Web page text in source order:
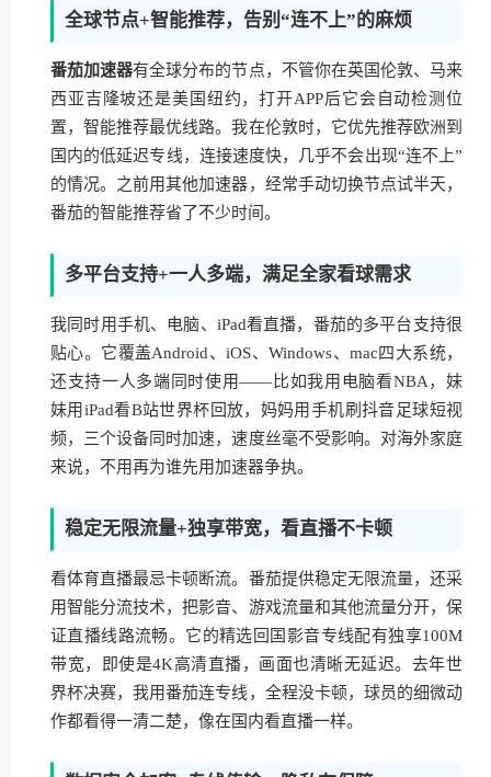
全球节点+智能推荐，告别“连不上”的麻烦
番茄加速器有全球分布的节点，不管你在英国伦敦、马来
西亚吉隆坡还是美国纽约，打开APP后它会自动检测位
置，智能推荐最优线路。我在伦敦时，它优先推荐欧洲到
国内的低延迟专线，连接速度快，几乎不会出现“连不上”
的情况。之前用其他加速器，经常手动切换节点试半天，
番茄的智能推荐省了不少时间。
多平台支持+一人多端，满足全家看球需求
我同时用手机、电脑、iPad看直播，番茄的多平台支持很
贴心。它覆盖Android、iOS、Windows、mac四大系统，
还支持一人多端同时使用——比如我用电脑看NBA，妹
妹用iPad看B站世界杯回放，妈妈用手机刷抖音足球短视
频，三个设备同时加速，速度丝毫不受影响。对海外家庭
来说，不用再为谁先用加速器争执。
稳定无限流量+独享带宽，看直播不卡顿
看体育直播最忌卡顿断流。番茄提供稳定无限流量，还采
用智能分流技术，把影音、游戏流量和其他流量分开，保
证直播线路流畅。它的精选回国影音专线配有独享100M
带宽，即使是4K高清直播，画面也清晰无延迟。去年世
界杯决赛，我用番茄连专线，全程没卡顿，球员的细微动
作都看得一清二楚，像在国内看直播一样。